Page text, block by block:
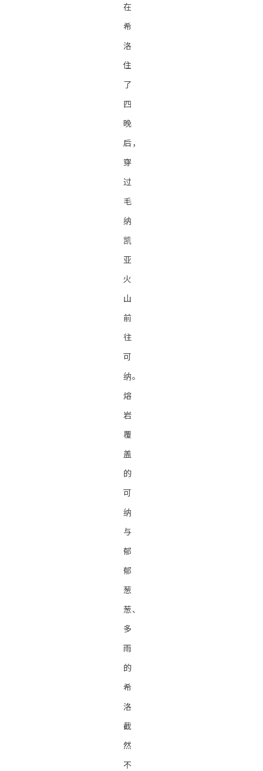
在
希
洛
住
了
四
晚
后，
穿
过
毛
纳
凯
亚
火
山
前
往
可
纳。
熔
岩
覆
盖
的
可
纳
与
郁
郁
葱
葱、
多
雨
的
希
洛
截
然
不